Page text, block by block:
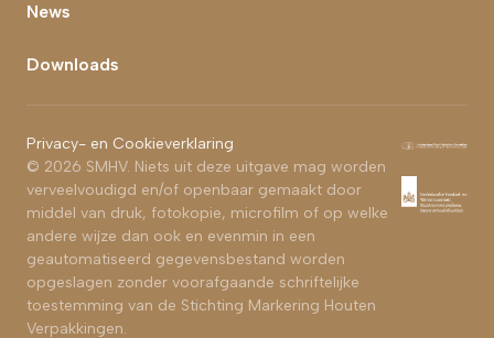
News
Downloads
Footer bottom end
Privacy- en Cookieverklaring
© 2026 SMHV. Niets uit deze uitgave mag worden
verveelvoudigd en/of openbaar gemaakt door
middel van druk, fotokopie, microfilm of op welke
andere wijze dan ook en evenmin in een
geautomatiseerd gegevensbestand worden
opgeslagen zonder voorafgaande schriftelijke
toestemming van de Stichting Markering Houten
Verpakkingen.